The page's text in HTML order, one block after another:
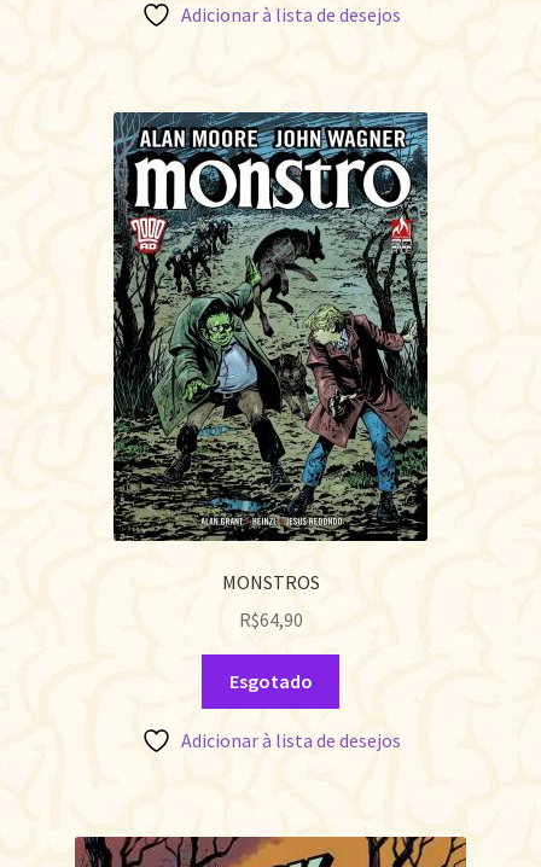
Adicionar à lista de desejos
MONSTROS
R$64,90
Esgotado
Adicionar à lista de desejos